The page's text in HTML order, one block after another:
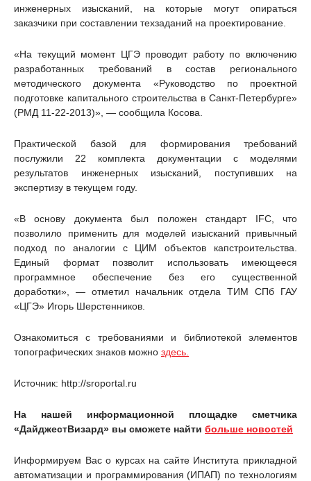
инженерных изысканий, на которые могут опираться
заказчики при составлении техзаданий на проектирование.
«На текущий момент ЦГЭ проводит работу по включению
разработанных требований в состав регионального
методического документа «Руководство по проектной
подготовке капитального строительства в Санкт-Петербурге»
(РМД 11-22-2013)», — сообщила Косова.
Практической базой для формирования требований
послужили 22 комплекта документации с моделями
результатов инженерных изысканий, поступивших на
экспертизу в текущем году.
«В основу документа был положен стандарт IFC, что
позволило применить для моделей изысканий привычный
подход по аналогии с ЦИМ объектов капстроительства.
Единый формат позволит использовать имеющееся
программное обеспечение без его существенной
доработки», — отметил начальник отдела ТИМ СПб ГАУ
«ЦГЭ» Игорь Шерстенников.
Ознакомиться с требованиями и библиотекой элементов
топографических знаков можно здесь.
Источник: http://sroportal.ru
На нашей информационной площадке сметчика
«ДайджестВизард» вы сможете найти больше новостей
Информируем Вас о курсах на сайте Института прикладной
автоматизации и программирования (ИПАП) по технологиям